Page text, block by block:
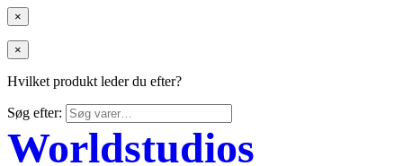
×
×
Hvilket produkt leder du efter?
Søg efter:
Worldstudios